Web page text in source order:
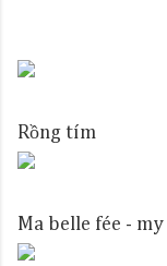
Rồng tím
Ma belle fée -